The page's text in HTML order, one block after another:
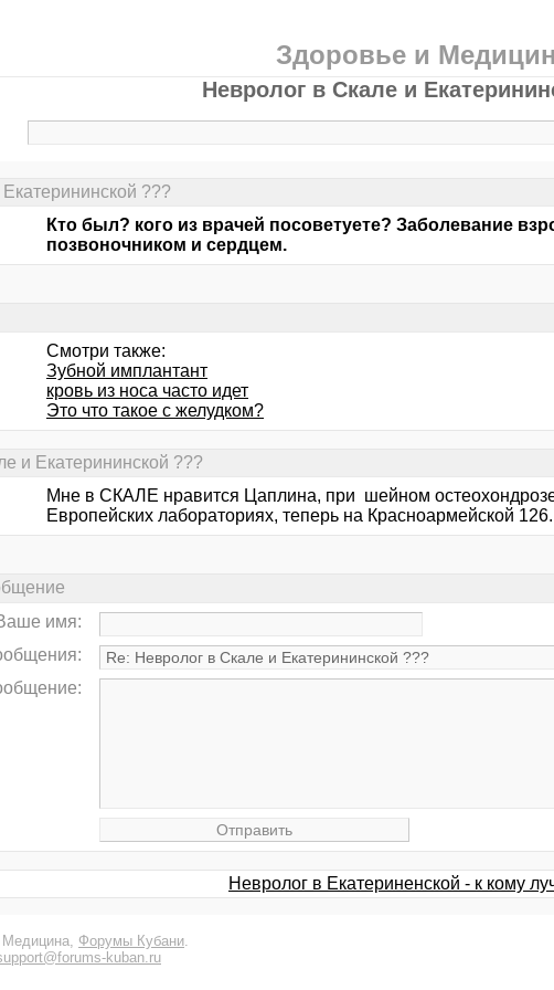
Здоровье и
Невролог в Скале и
???
Кто был? кого из врачей посоветуете? Заболевание
позвоночником и сердцем.
Смотри также:
Зубной имплантант
кровь из носа часто идет
Это что такое с желудком?
и Екатерининской ???
Мне в СКАЛЕ нравится Цаплина, при шейном
Европейских лабораториях, теперь на Красноармейской 126.
имя:
Невролог в Екатериненской - к кому
Форумы Кубани
kuban.ru